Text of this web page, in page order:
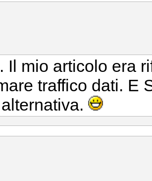
Il mio articolo era
traffico dati. E